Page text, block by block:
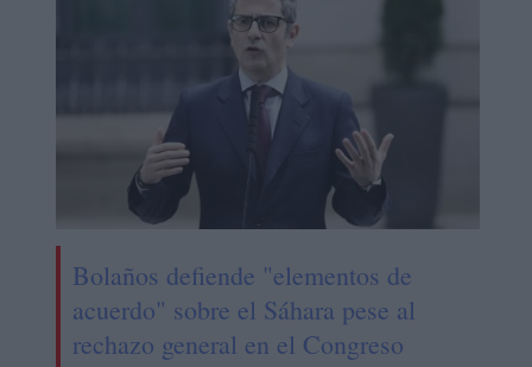
Bolaños defiende "elementos de
acuerdo" sobre el Sáhara pese al
rechazo general en el Congreso